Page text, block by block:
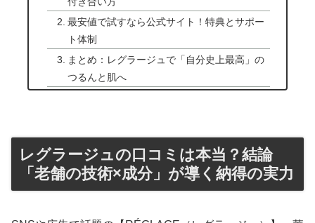
最安値で試すなら公式サイト！特典とサポー
ト体制
まとめ：レグラージュで「自分史上最高」の
つるんと肌へ
レグラージュの口コミは本当？結論
「老舗の技術×成分」が導く納得の実力